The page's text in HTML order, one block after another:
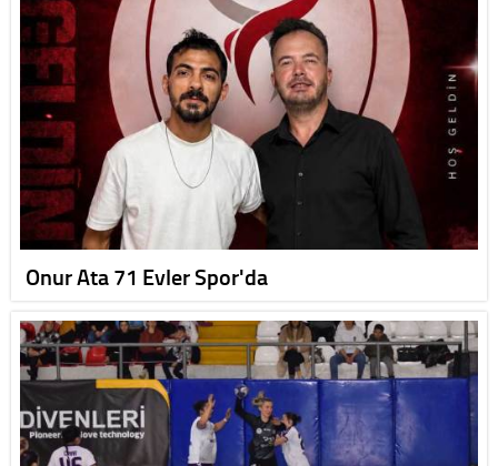
Onur Ata 71 Evler Spor'da